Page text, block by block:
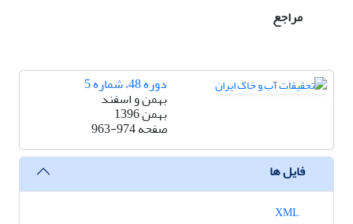
مراجع
دوره 48، شماره 5
بهمن و اسفند
بهمن 1396
صفحه963-974
فایل ها